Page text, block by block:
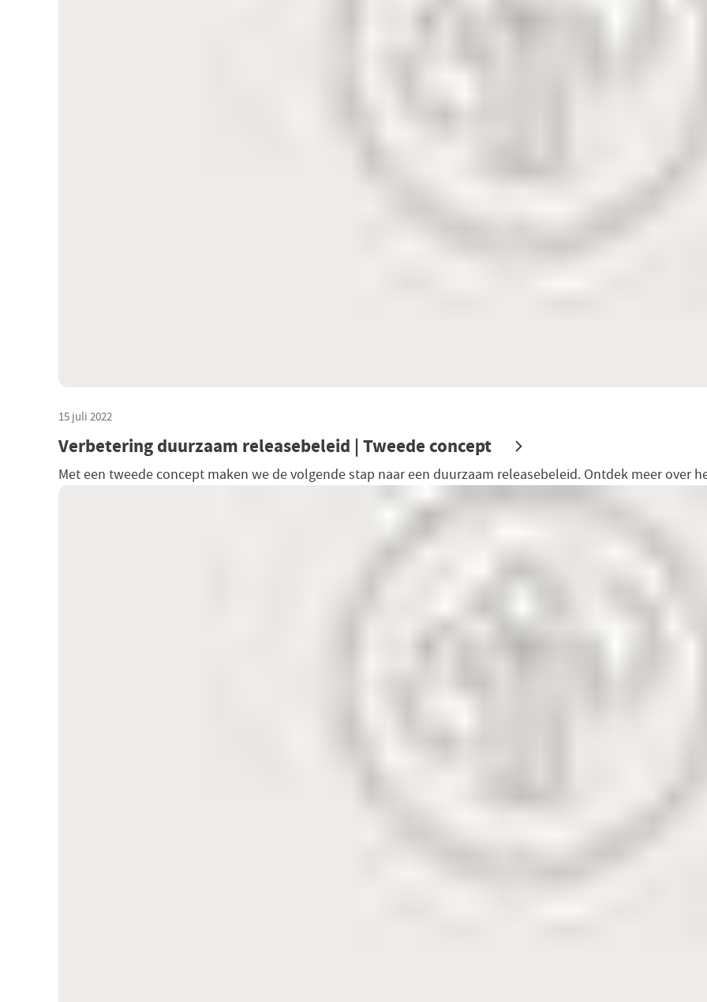
15 juli 2022
Verbetering duurzaam releasebeleid | Tweede concept
Met een tweede concept maken we de volgende stap naar een duurzaam releasebeleid. Ontdek meer over